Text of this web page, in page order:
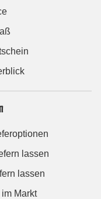
lassen
lassen
Markt